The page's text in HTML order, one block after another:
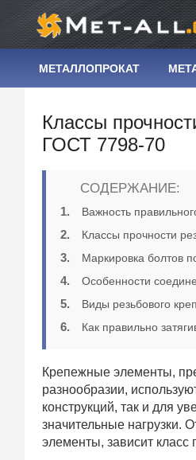
МЕТАЛЛОПРОКАТ
Классы
ГОСТ 7798-70
СОДЕРЖАНИЕ:
Важность
Классы прочности
Маркировка болтов
Особенности
Виды резьбового
Как правильно
Крепежные элементы,
разнообразии,
конструкций, так и для
значительные нагрузки.
элементы, зависит класс